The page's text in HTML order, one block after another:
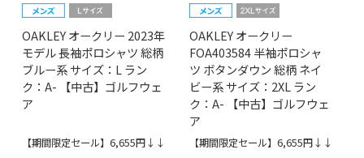
OAKLEY オークリー 2023年
モデル 長袖ポロシャツ 総柄
ブルー系 サイズ：L ラン
ク：A- 【中古】ゴルフウェ
ア
【期間限定セール】6,655円↓↓
OAKLEY オークリー
FOA403584 半袖ポロシャ
ツ ボタンダウン 総柄 ネイ
ビー系 サイズ：2XL ラン
ク：A- 【中古】ゴルフウェ
ア
【期間限定セール】6,655円↓↓